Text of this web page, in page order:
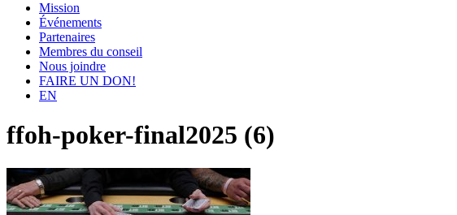
Mission
Événements
Partenaires
Membres du conseil
Nous joindre
FAIRE UN DON!
EN
ffoh-poker-final2025 (6)